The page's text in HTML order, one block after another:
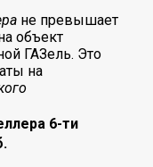
не превышает
объект
ГАЗель. Это
на
6-ти